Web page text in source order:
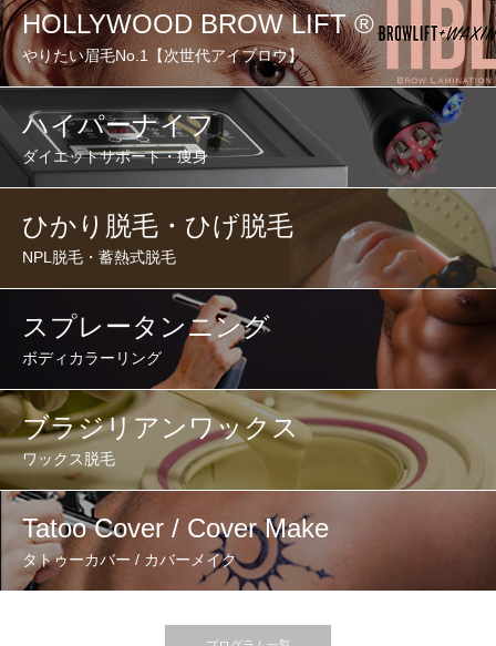
HOLLYWOOD BROW LIFT ®︎
やりたい眉毛No.1【次世代アイブロウ】
ハイパーナイフ
ダイエットサポート・痩身
ひかり脱毛・ひげ脱毛
NPL脱毛・蓄熱式脱毛
スプレータンニング
ボディカラーリング
ブラジリアンワックス
ワックス脱毛
Tatoo Cover / Cover Make
タトゥーカバー / カバーメイク